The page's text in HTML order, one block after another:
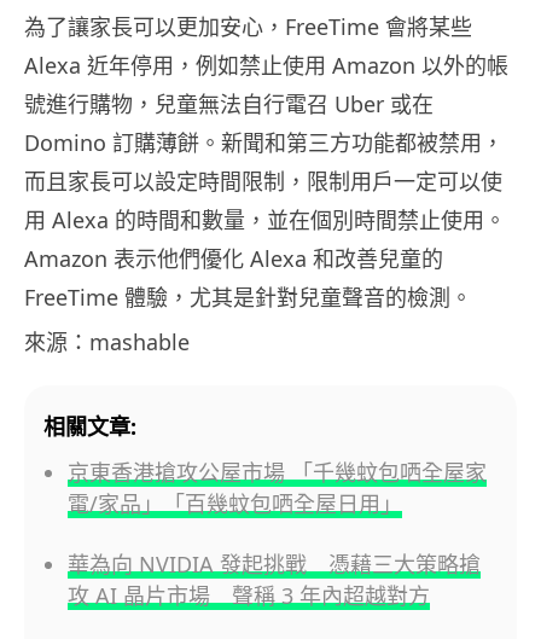
為了讓家長可以更加安心，FreeTime 會將某些
Alexa 近年停用，例如禁止使用 Amazon 以外的帳
號進行購物，兒童無法自行電召 Uber 或在
Domino 訂購薄餅。新聞和第三方功能都被禁用，
而且家長可以設定時間限制，限制用戶一定可以使
用 Alexa 的時間和數量，並在個別時間禁止使用。
Amazon 表示他們優化 Alexa 和改善兒童的
FreeTime 體驗，尤其是針對兒童聲音的檢測。
來源：mashable
相關文章:
京東香港搶攻公屋市場 「千幾蚊包哂全屋家
電/家品」「百幾蚊包哂全屋日用」
華為向 NVIDIA 發起挑戰 憑藉三大策略搶
攻 AI 晶片市場 聲稱 3 年內超越對方